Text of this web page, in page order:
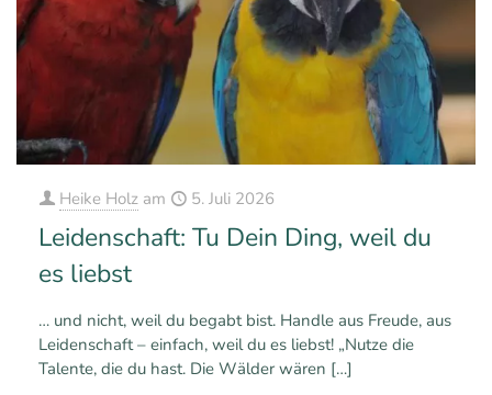
Heike Holz am 5. Juli 2026
Leidenschaft: Tu Dein Ding, weil du
es liebst
… und nicht, weil du begabt bist. Handle aus Freude, aus
Leidenschaft – einfach, weil du es liebst! „Nutze die
Talente, die du hast. Die Wälder wären […]